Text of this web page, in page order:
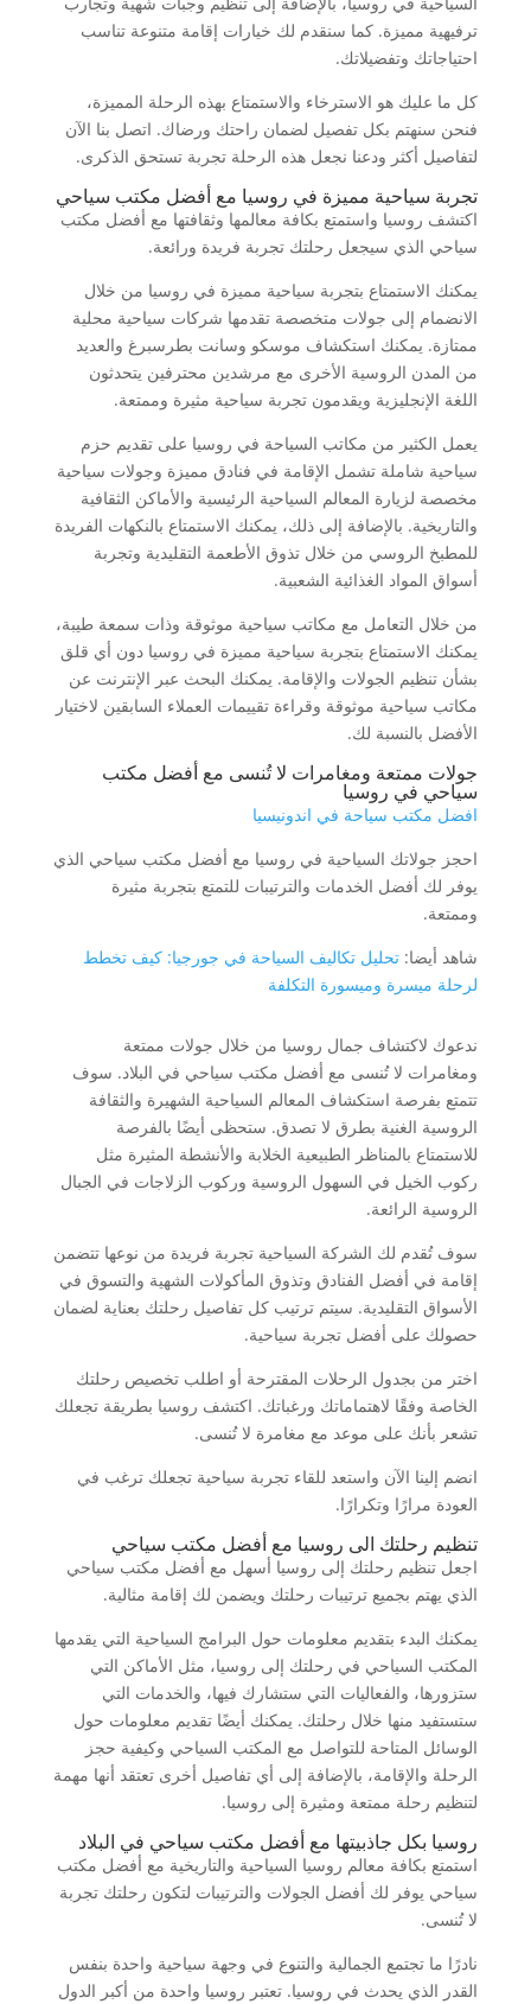
ترفيهية مميزة. كما سنقدم لك خيارات إقامة متنوعة تناسب
احتياجاتك وتفضيلاتك.
كل ما عليك هو الاسترخاء والاستمتاع بهذه الرحلة المميزة،
فنحن سنهتم بكل تفصيل لضمان راحتك ورضاك. اتصل بنا الآن
لتفاصيل أكثر ودعنا نجعل هذه الرحلة تجربة تستحق الذكرى.
تجربة سياحية مميزة في روسيا مع أفضل مكتب سياحي
اكتشف روسيا واستمتع بكافة معالمها وثقافتها مع أفضل مكتب
سياحي الذي سيجعل رحلتك تجربة فريدة ورائعة.
يمكنك الاستمتاع بتجربة سياحية مميزة في روسيا من خلال
الانضمام إلى جولات متخصصة تقدمها شركات سياحية محلية
ممتازة. يمكنك استكشاف موسكو وسانت بطرسبرغ والعديد
من المدن الروسية الأخرى مع مرشدين محترفين يتحدثون
اللغة الإنجليزية ويقدمون تجربة سياحية مثيرة وممتعة.
يعمل الكثير من مكاتب السياحة في روسيا على تقديم حزم
سياحية شاملة تشمل الإقامة في فنادق مميزة وجولات سياحية
مخصصة لزيارة المعالم السياحية الرئيسية والأماكن الثقافية
والتاريخية. بالإضافة إلى ذلك، يمكنك الاستمتاع بالنكهات الفريدة
للمطبخ الروسي من خلال تذوق الأطعمة التقليدية وتجربة
أسواق المواد الغذائية الشعبية.
من خلال التعامل مع مكاتب سياحية موثوقة وذات سمعة طيبة،
يمكنك الاستمتاع بتجربة سياحية مميزة في روسيا دون أي قلق
بشأن تنظيم الجولات والإقامة. يمكنك البحث عبر الإنترنت عن
مكاتب سياحية موثوقة وقراءة تقييمات العملاء السابقين لاختيار
الأفضل بالنسبة لك.
جولات ممتعة ومغامرات لا تُنسى مع أفضل مكتب
سياحي في روسيا
افضل مكتب سياحة في اندونيسيا
احجز جولاتك السياحية في روسيا مع أفضل مكتب سياحي الذي
يوفر لك أفضل الخدمات والترتيبات للتمتع بتجربة مثيرة
وممتعة.
شاهد أيضا: تحليل تكاليف السياحة في جورجيا: كيف تخطط
لرحلة ميسرة وميسورة التكلفة
ندعوك لاكتشاف جمال روسيا من خلال جولات ممتعة
ومغامرات لا تُنسى مع أفضل مكتب سياحي في البلاد. سوف
تتمتع بفرصة استكشاف المعالم السياحية الشهيرة والثقافة
الروسية الغنية بطرق لا تصدق. ستحظى أيضًا بالفرصة
للاستمتاع بالمناظر الطبيعية الخلابة والأنشطة المثيرة مثل
ركوب الخيل في السهول الروسية وركوب الزلاجات في الجبال
الروسية الرائعة.
سوف تُقدم لك الشركة السياحية تجربة فريدة من نوعها تتضمن
إقامة في أفضل الفنادق وتذوق المأكولات الشهية والتسوق في
الأسواق التقليدية. سيتم ترتيب كل تفاصيل رحلتك بعناية لضمان
حصولك على أفضل تجربة سياحية.
اختر من بجدول الرحلات المقترحة أو اطلب تخصيص رحلتك
الخاصة وفقًا لاهتماماتك ورغباتك. اكتشف روسيا بطريقة تجعلك
تشعر بأنك على موعد مع مغامرة لا تُنسى.
انضم إلينا الآن واستعد للقاء تجربة سياحية تجعلك ترغب في
العودة مرارًا وتكرارًا.
تنظيم رحلتك الى روسيا مع أفضل مكتب سياحي
اجعل تنظيم رحلتك إلى روسيا أسهل مع أفضل مكتب سياحي
الذي يهتم بجميع ترتيبات رحلتك ويضمن لك إقامة مثالية.
يمكنك البدء بتقديم معلومات حول البرامج السياحية التي يقدمها
المكتب السياحي في رحلتك إلى روسيا، مثل الأماكن التي
ستزورها، والفعاليات التي ستشارك فيها، والخدمات التي
ستستفيد منها خلال رحلتك. يمكنك أيضًا تقديم معلومات حول
الوسائل المتاحة للتواصل مع المكتب السياحي وكيفية حجز
الرحلة والإقامة، بالإضافة إلى أي تفاصيل أخرى تعتقد أنها مهمة
لتنظيم رحلة ممتعة ومثيرة إلى روسيا.
روسيا بكل جاذبيتها مع أفضل مكتب سياحي في البلاد
استمتع بكافة معالم روسيا السياحية والتاريخية مع أفضل مكتب
سياحي يوفر لك أفضل الجولات والترتيبات لتكون رحلتك تجربة
لا تُنسى.
نادرًا ما تجتمع الجمالية والتنوع في وجهة سياحية واحدة بنفس
القدر الذي يحدث في روسيا. تعتبر روسيا واحدة من أكبر الدول